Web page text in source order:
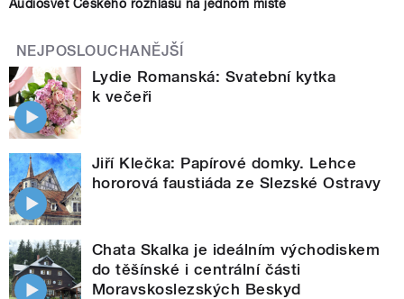
Audiosvět Českého rozhlasu na jednom místě
NEJPOSLOUCHANĚJŠÍ
Lydie Romanská: Svatební kytka
k večeři
Jiří Klečka: Papírové domky. Lehce
hororová faustiáda ze Slezské Ostravy
Chata Skalka je ideálním východiskem
do těšínské i centrální části
Moravskoslezských Beskyd